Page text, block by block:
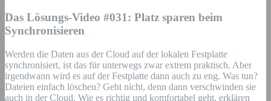
Das Lösungs-Video #031: Platz sparen beim
Synchronisieren
Werden die Daten aus der Cloud auf der lokalen Festplatte
synchronisiert, ist das für unterwegs zwar extrem praktisch. Aber
irgendwann wird es auf der Festplatte dann auch zu eng. Was tun?
Dateien einfach löschen? Geht nicht, denn dann verschwinden sie
auch in der Cloud. Wie es richtig und komfortabel geht, erklären